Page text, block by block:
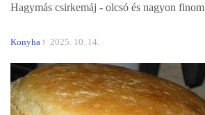
Hagymás csirkemáj - olcsó és nagyon finom
Konyha 2025. 10. 14.